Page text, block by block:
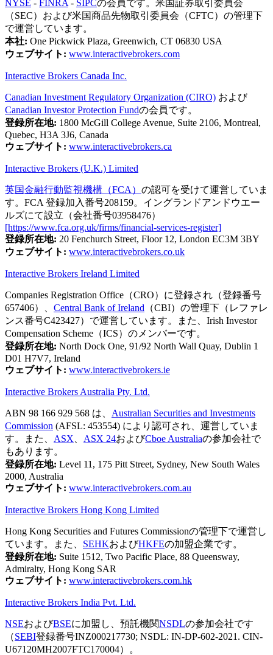
NYSE - FINRA - SIPCの会員です。米国証券取引委員会
（SEC）および米国商品先物取引委員会（CFTC）の管理下
で運営しています。
本社: One Pickwick Plaza, Greenwich, CT 06830 USA
ウェブサイト: www.interactivebrokers.com
Interactive Brokers Canada Inc.
Canadian Investment Regulatory Organization (CIRO) および
Canadian Investor Protection Fundの会員です。
登録所在地: 1800 McGill College Avenue, Suite 2106, Montreal,
Quebec, H3A 3J6, Canada
ウェブサイト: www.interactivebrokers.ca
Interactive Brokers (U.K.) Limited
英国金融行動監視機構（FCA） の認可を受けて運営していま
す。FCA 登録加入番号208159。イングランドアンドウエー
ルズにて設立（会社番号03958476）
[https://www.fca.org.uk/firms/financial-services-register]
登録所在地: 20 Fenchurch Street, Floor 12, London EC3M 3BY
ウェブサイト: www.interactivebrokers.co.uk
Interactive Brokers Ireland Limited
Companies Registration Office（CRO）に登録され（登録番号
657406）、 Central Bank of Ireland （CBI）の管理下（レファレ
ンス番号C423427）で運営しています。また、Irish Investor
Compensation Scheme（ICS）のメンバーです。
登録所在地: North Dock One, 91/92 North Wall Quay, Dublin 1
D01 H7V7, Ireland
ウェブサイト: www.interactivebrokers.ie
Interactive Brokers Australia Pty. Ltd.
ABN 98 166 929 568 は、 Australian Securities and Investments
Commission (AFSL: 453554) により認可され、運営していま
す。また、 ASX ASX 24およびCboe Australiaの参加会社で
もあります。
登録所在地: Level 11, 175 Pitt Street, Sydney, New South Wales
2000, Australia
ウェブサイト: www.interactivebrokers.com.au
Interactive Brokers Hong Kong Limited
Hong Kong Securities and Futures Commissionの管理下で運営し
ています。また、 SEHKおよびHKFEの加盟企業です。
登録所在地: Suite 1512, Two Pacific Place, 88 Queensway,
Admiralty, Hong Kong SAR
ウェブサイト: www.interactivebrokers.com.hk
Interactive Brokers India Pvt. Ltd.
NSEおよびBSEに加盟し、預託機関NSDLの参加会社です
（SEBI登録番号INZ000217730; NSDL: IN-DP-602-2021. CIN-
U67120MH2007FTC170004）。